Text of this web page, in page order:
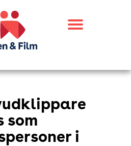
Toggle
som
i